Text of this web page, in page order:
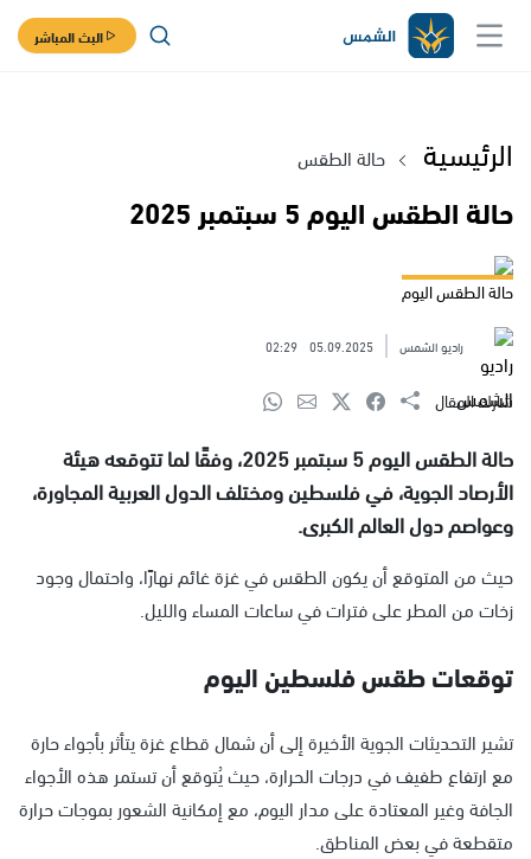
البث المباشر
الرئيسية حالة الطقس
حالة الطقس اليوم 5 سبتمبر 2025
حالة الطقس اليوم
راديو الشمس 05.09.2025
02:29
شارك المقال
حالة الطقس اليوم 5 سبتمبر 2025، وفقًا لما تتوقعه هيئة
الأرصاد الجوية، في فلسطين ومختلف الدول العربية المجاورة،
وعواصم دول العالم الكبرى.
حيث من المتوقع أن يكون الطقس في غزة غائم نهارًا، واحتمال وجود
زخات من المطر على فترات في ساعات المساء والليل.
توقعات طقس فلسطين اليوم
تشير التحديثات الجوية الأخيرة إلى أن شمال قطاع غزة يتأثر بأجواء حارة
مع ارتفاع طفيف في درجات الحرارة، حيث يُتوقع أن تستمر هذه الأجواء
الجافة وغير المعتادة على مدار اليوم، مع إمكانية الشعور بموجات حرارة
متقطعة في بعض المناطق.